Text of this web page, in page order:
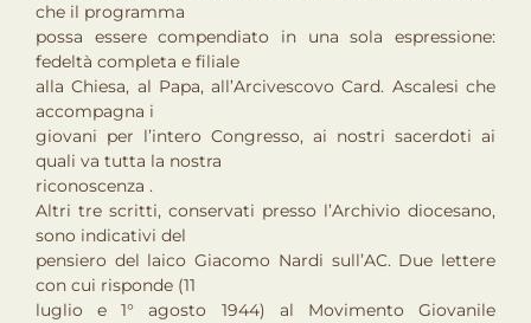
che il programma
possa essere compendiato in una sola espressione:
fedeltà completa e filiale
alla Chiesa, al Papa, all’Arcivescovo Card. Ascalesi che
accompagna i
giovani per l’intero Congresso, ai nostri sacerdoti ai
quali va tutta la nostra
riconoscenza .
Altri tre scritti, conservati presso l’Archivio diocesano,
sono indicativi del
pensiero del laico Giacomo Nardi sull’AC. Due lettere
con cui risponde (11
luglio e 1° agosto 1944) al Movimento Giovanile